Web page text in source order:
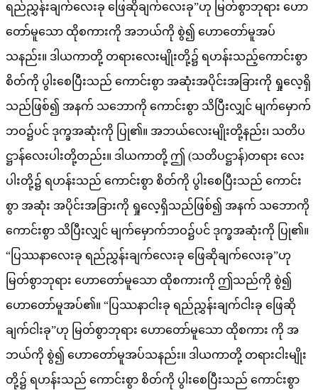
ရည်ညွှန်းချက်လေးခု ဖြေဆိုချက်လေးခု”ဟု မြတ်စွာဘုရား ဟော
တော်မူသော ထိုစကားကို အဘယ်ကို စွဲ၍ ဟောတော်မူအပ်
သနည်း။ ဒါယကာတို့ တရားလေးမျိုးတို့၌ ရဟန်းသည့်ကောင်းစွာ
စိတ်ကို ပွါးစေပြီးသည် ကောင်းစွာ အဆုံးအပိုင်းအခြားကို ရှုလေ့ရှိ
သည်ဖြစ်၍ အနက် သဘောကို ကောင်းစွာ သိပြီးလျှင် မျက်မှောက်
ဘဝ၌ပင် ဒုက္ခအဆုံးကို ပြု၏။ အဘယ်လေးမျိုးတို့နည်း၊ သတိပ
ဋ္ဌာန်လေးပါးတို့တည်း။ ဒါယကာတို့ ဤ (သတိပဋ္ဌာန်)တရား လေး
ပါးတို့၌ ရဟန်းသည် ကောင်းစွာ စိတ်ကို ပွါးစေပြီးသည် ကောင်း
စွာ အဆုံး အပိုင်းအခြားကို ရှုလေ့ရှိသည်ဖြစ်၍ အနက် သဘောကို
ကောင်းစွာ သိပြီးလျှင် မျက်မှောက်ဘဝ၌ပင် ဒုက္ခအဆုံးကို ပြု၏။
“ပြဿနာလေးခု ရည်ညွှန်းချက်လေးခု ဖြေဆိုချက်လေးခု”ဟု
မြတ်စွာဘုရား ဟောတော်မူသော ထိုစကားကို ဤသည်ကို စွဲ၍
ဟောတော်မူအပ်၏။ “ပြဿနာငါးခု ရည်ညွှန်းချက်ငါးခု ဖြေဆို
ချက်ငါးခု”ဟု မြတ်စွာဘုရား ဟောတော်မူသော ထိုစကား ကို အ
ဘယ်ကို စွဲ၍ ဟောတော်မူအပ်သနည်း။ ဒါယကာတို့ တရားငါးမျိုး
တို့၌ ရဟန်းသည် ကောင်းစွာ စိတ်ကို ပွါးစေပြီးသည် ကောင်းစွာ